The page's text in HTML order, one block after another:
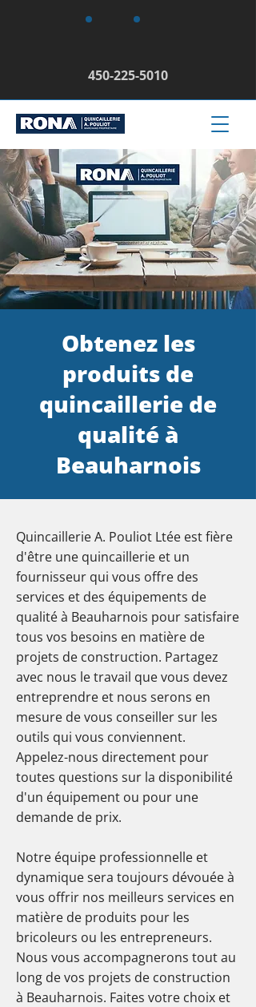
450-225-5010
Obtenez les
produits de
quincaillerie de
qualité à
Beauharnois
Quincaillerie A. Pouliot Ltée est fière
d'être une quincaillerie et un
fournisseur qui vous offre des
services et des équipements de
qualité à Beauharnois pour satisfaire
tous vos besoins en matière de
projets de construction. Partagez
avec nous le travail que vous devez
entreprendre et nous serons en
mesure de vous conseiller sur les
outils qui vous conviennent.
Appelez-nous directement pour
toutes questions sur la disponibilité
d'un équipement ou pour une
demande de prix.
Notre équipe professionnelle et
dynamique sera toujours dévouée à
vous offrir nos meilleurs services en
matière de produits pour les
bricoleurs ou les entrepreneurs.
Nous vous accompagnerons tout au
long de vos projets de construction
à Beauharnois. Faites votre choix et